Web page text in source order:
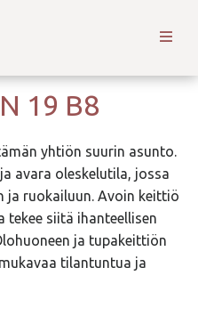
19 B8
yhtiön suurin asunto.
avara oleskelutila, jossa
ja ruokailuun. Avoin keittiö
siitä ihanteellisen
ja tupakeittiön
tilantuntua ja